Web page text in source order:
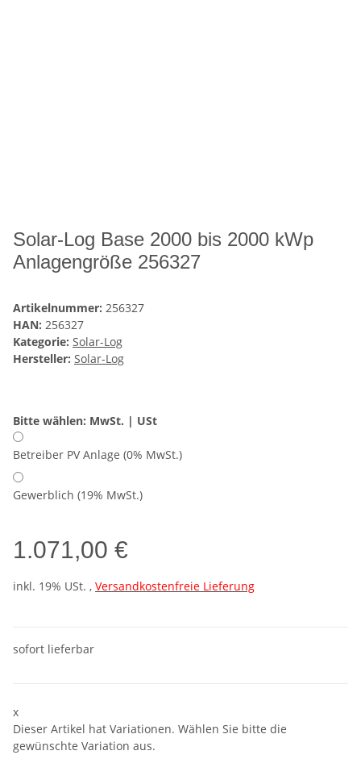
Solar-Log Base 2000 bis 2000 kWp
Anlagengröße 256327
Artikelnummer: 256327
HAN: 256327
Kategorie: Solar-Log
Hersteller: Solar-Log
Bitte wählen: MwSt. | USt
Betreiber PV Anlage (0% MwSt.)
Gewerblich (19% MwSt.)
1.071,00 €
inkl. 19% USt. , Versandkostenfreie Lieferung
sofort lieferbar
x
Dieser Artikel hat Variationen. Wählen Sie bitte die
gewünschte Variation aus.